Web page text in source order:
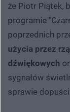
że Piotr Piątek,
programie
poprzednich
użycia przez
dźwiękowych
sygnałów
sprawie